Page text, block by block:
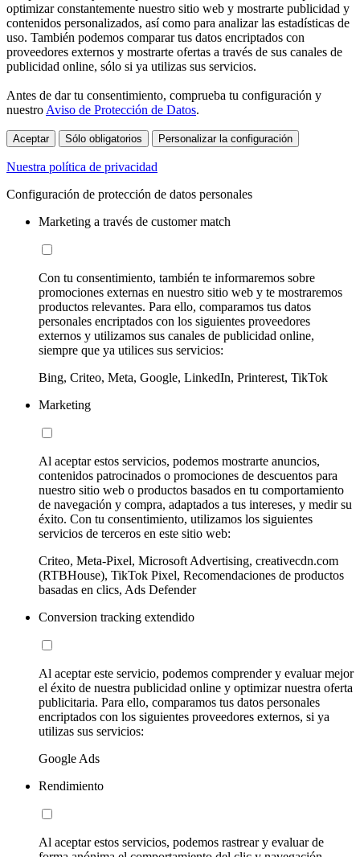
optimizar constantemente nuestro sitio web y mostrarte publicidad y
contenidos personalizados, así como para analizar las estadísticas de
uso. También podemos comparar tus datos encriptados con
proveedores externos y mostrarte ofertas a través de sus canales de
publicidad online, sólo si ya utilizas sus servicios.
Antes de dar tu consentimiento, comprueba tu configuración y
nuestro Aviso de Protección de Datos.
Aceptar Sólo obligatorios Personalizar la configuración
Nuestra política de privacidad
Configuración de protección de datos personales
Marketing a través de customer match
Con tu consentimiento, también te informaremos sobre
promociones externas en nuestro sitio web y te mostraremos
productos relevantes. Para ello, comparamos tus datos
personales encriptados con los siguientes proveedores
externos y utilizamos sus canales de publicidad online,
siempre que ya utilices sus servicios:
Bing, Criteo, Meta, Google, LinkedIn, Printerest, TikTok
Marketing
Al aceptar estos servicios, podemos mostrarte anuncios,
contenidos patrocinados o promociones de descuentos para
nuestro sitio web o productos basados en tu comportamiento
de navegación y compra, adaptados a tus intereses, y medir su
éxito. Con tu consentimiento, utilizamos los siguientes
servicios de terceros en este sitio web:
Criteo, Meta-Pixel, Microsoft Advertising, creativecdn.com
(RTBHouse), TikTok Pixel, Recomendaciones de productos
basadas en clics, Ads Defender
Conversion tracking extendido
Al aceptar este servicio, podemos comprender y evaluar mejor
el éxito de nuestra publicidad online y optimizar nuestra oferta
publicitaria. Para ello, comparamos tus datos personales
encriptados con los siguientes proveedores externos, si ya
utilizas sus servicios:
Google Ads
Rendimiento
Al aceptar estos servicios, podemos rastrear y evaluar de